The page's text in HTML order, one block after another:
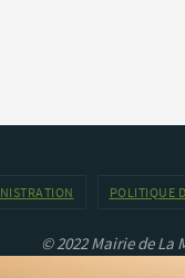
POLITIQUE
© 2022 Mairie de La